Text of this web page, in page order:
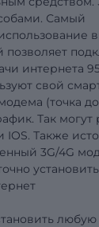
Самый
интернета
свой
(точка
Так могут
Также
3G/4G